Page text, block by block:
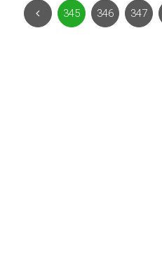
345 346 347